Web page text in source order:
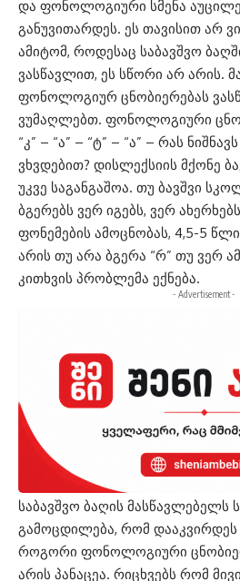
და ფონოლოგიური სმენა
განუვითარდეს. ეს თავისით არ
ამიტომ, როდესაც საბავშვო
ვასწავლით, ეს სწორი არ არის.
ფონოლოგიურ ცნობიერებას
ვუმაღლებთ. ფონოლოგიური
“კ” – “ა” – “ტ” – “ა” – რას
ვხვდებით? დისლექსიის მქონე
უკვე საგანგაშოა. თუ ბავშვი
ბგერებს ვერ იგებს, ვერ
ფონემების ამოცნობას, 4,5-5
არის თუ არა ბგერა “რ” თუ ვერ
კითხვის პრობლემა ექნება.
- Advertisement -
საბავშვო ბაღის მასწავლებელს
გამოცდილება, რომ დააკვირდეს
როგორი ფონოლოგიური
არის პანაცეა. რიცხვებს რომ